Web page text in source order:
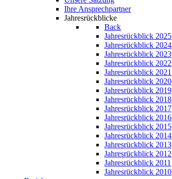
Ihre Ansprechpartner
Jahresrückblicke
Back
Jahresrückblick 2025
Jahresrückblick 2024
Jahresrückblick 2023
Jahresrückblick 2022
Jahresrückblick 2021
Jahresrückblick 2020
Jahresrückblick 2019
Jahresrückblick 2018
Jahresrückblick 2017
Jahresrückblick 2016
Jahresrückblick 2015
Jahresrückblick 2014
Jahresrückblick 2013
Jahresrückblick 2012
Jahresrückblick 2011
Jahresrückblick 2010